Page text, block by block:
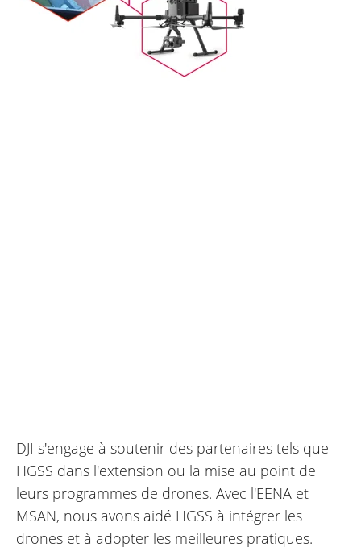
DJI s'engage à soutenir des partenaires tels que
HGSS dans l'extension ou la mise au point de
leurs programmes de drones. Avec l'EENA et
MSAN, nous avons aidé HGSS à intégrer les
drones et à adopter les meilleures pratiques.